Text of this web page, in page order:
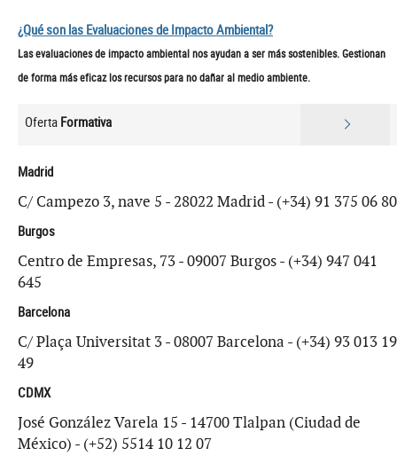
¿Qué son las Evaluaciones de Impacto Ambiental?
Las evaluaciones de impacto ambiental nos ayudan a ser más sostenibles. Gestionan
de forma más eficaz los recursos para no dañar al medio ambiente.
Oferta Formativa
Madrid
C/ Campezo 3, nave 5 - 28022 Madrid - (+34) 91 375 06 80
Burgos
Centro de Empresas, 73 - 09007 Burgos - (+34) 947 041
645
Barcelona
C/ Plaça Universitat 3 - 08007 Barcelona - (+34) 93 013 19
49
CDMX
José González Varela 15 - 14700 Tlalpan (Ciudad de
México) - (+52) 5514 10 12 07